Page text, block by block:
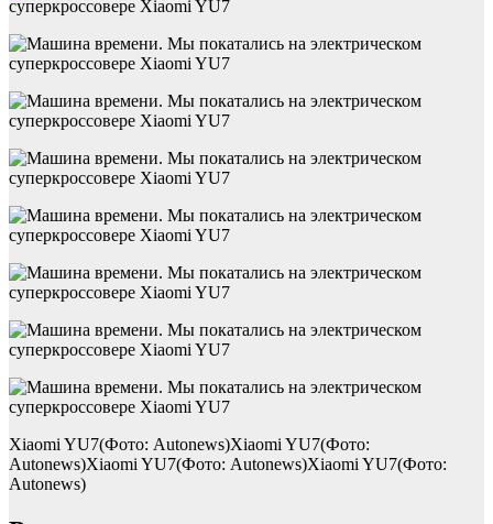
Xiaomi YU7(Фото: Autonews)Xiaomi YU7(Фото:
Autonews)Xiaomi YU7(Фото: Autonews)Xiaomi YU7(Фото:
Autonews)